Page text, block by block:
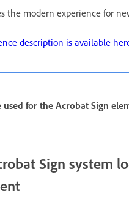
the modern experience for
description is available
used for the Acrobat Sign
Sign system